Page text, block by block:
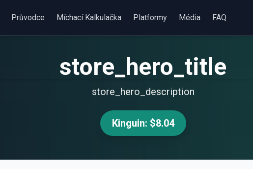
Průvodce Míchací Kalkulačka Platformy Média FAQ
store_hero_title
store_hero_description
Kinguin: $8.04